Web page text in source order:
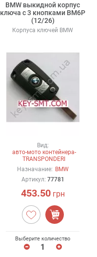
BMW выкидной корпус
ключа с 3 кнопками BM6P
(12/26)
Корпуса ключей BMW
Вид:
авто-мото контейнера-
TRANSPONDERI
Назначание: BMW
Артикул: 77781
453.50грн
Выберите количество